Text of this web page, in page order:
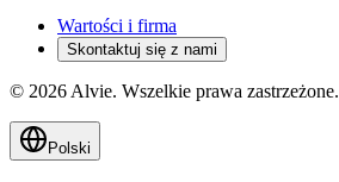
Wartości i firma
Skontaktuj się z nami
© 2026 Alvie. Wszelkie prawa zastrzeżone.
Polski